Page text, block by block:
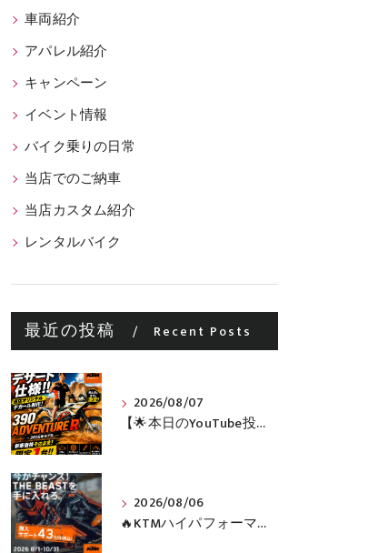
車両紹介
アパレル紹介
キャンペーン
イベント情報
バイク乗りの日常
当店でのご納車
当店カスタム紹介
レンタルバイク
最近の投稿 Recent Posts
2026/08/07
【🌟本日のYouTube投稿完了🌟】 🔥390 ADVENTURE R × KTM山形 オリジナルデカール仕様誕生🔥
2026/08/06
🔥KTMハイパフォーマンスネイキッドがお得に手に入るチャンス🔥